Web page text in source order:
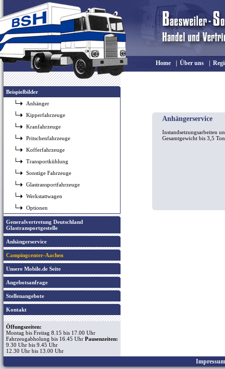
Home Über uns
Beispielbilder
Anhänger
Kipperfahrzeuge
Kranfahrzeuge
Pritschenfahrzeuge
Kofferfahrzeuge
Transportkühlung
Sonstige Fahrzeuge
Glastransportfahrzeuge
Werkstattwagen
Optionen
Generalvertretung Deutschland
Glastransportgestelle
Anhängerservice
Campingcenter-Aachen
Unsere Mobile.de Seite
Angebotsanfrage
Stellenangebote
Kontakt
Öffungszeiten:
Montag bis Freitag 8.15 bis 17.00 Uhr
Fahrzeugabholung bis 16.45 Uhr Pausenzeiten:
9.30 Uhr bis 9.45 Uhr
12.30 Uhr bis 13.00 Uhr
Anhängerservice
Instandsetzungsarbeiten
Gesamtgewicht bis 3,5
Impressum